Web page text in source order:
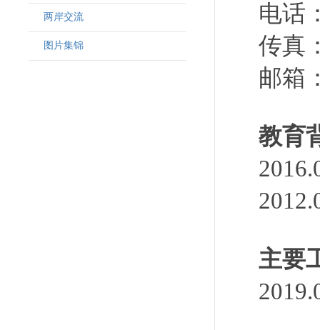
· 客座教授
· 访问学者
两岸交流
图片集锦
电话
传真
邮箱
教育
主要